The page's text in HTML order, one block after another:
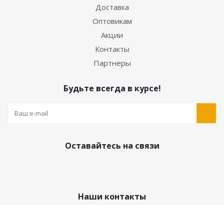
Доставка
Оптовикам
Акции
Контакты
Партнеры
Будьте всегда в курсе!
Оставайтесь на связи
Наши контакты